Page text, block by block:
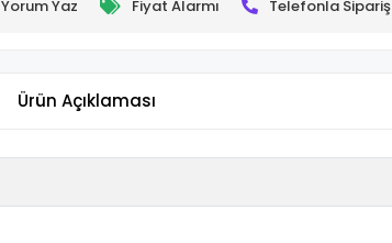
Yorum Yaz Fiyat Alarmı Telefonla Sipariş
Ürün Açıklaması